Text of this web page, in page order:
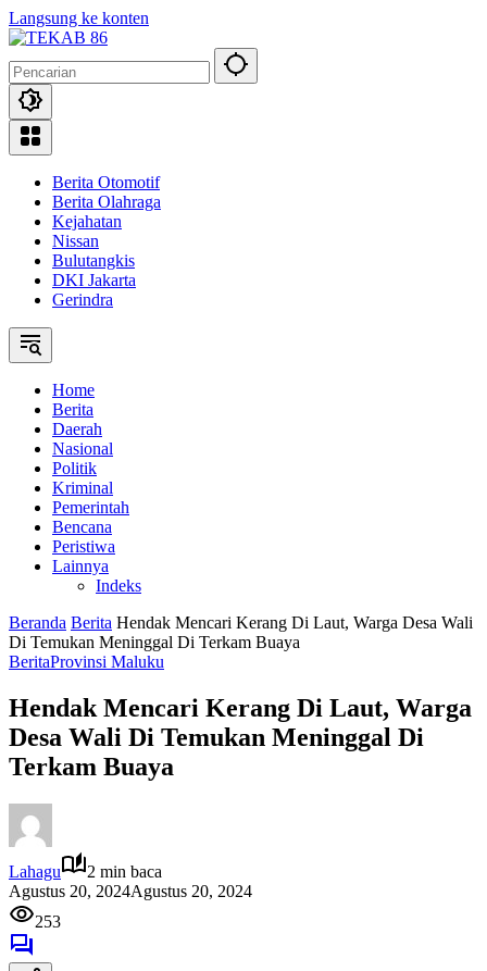
Langsung ke konten
Berita Otomotif
Berita Olahraga
Kejahatan
Nissan
Bulutangkis
DKI Jakarta
Gerindra
Home
Berita
Daerah
Nasional
Politik
Kriminal
Pemerintah
Bencana
Peristiwa
Lainnya
Indeks
Beranda Berita Hendak Mencari Kerang Di Laut, Warga Desa Wali
Di Temukan Meninggal Di Terkam Buaya
BeritaProvinsi Maluku
Hendak Mencari Kerang Di Laut, Warga
Desa Wali Di Temukan Meninggal Di
Terkam Buaya
Lahagu
2 min baca
Agustus 20, 2024Agustus 20, 2024
253